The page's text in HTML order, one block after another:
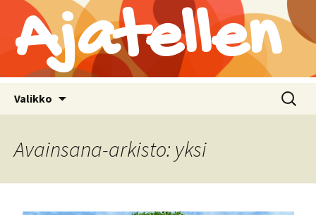
Ajatellen
Valikko Haku:
Avainsana-arkisto: yksi